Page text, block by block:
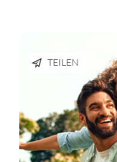
TEILEN